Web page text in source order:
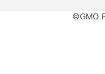
©GMO